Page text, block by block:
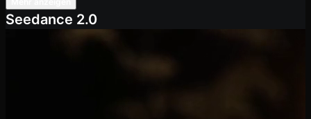
erleuchtet von Hunderten Kerzen,
Orgelmusik schwillt an, Staubpartikel treiben
Seedance 2.0